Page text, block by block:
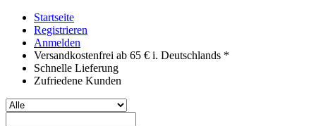
Startseite
Registrieren
Anmelden
Versandkostenfrei ab 65 € i. Deutschlands *
Schnelle Lieferung
Zufriedene Kunden